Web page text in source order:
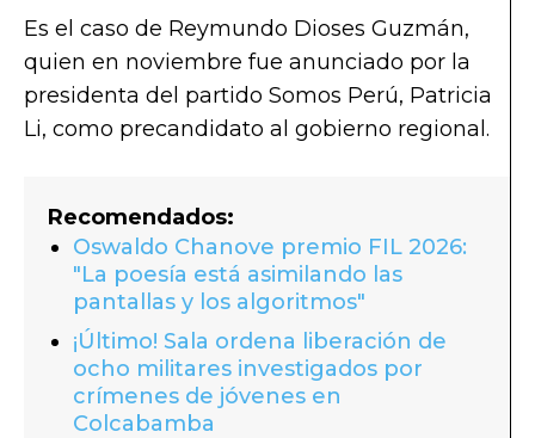
Es el caso de Reymundo Dioses Guzmán,
quien en noviembre fue anunciado por la
presidenta del partido Somos Perú, Patricia
Li, como precandidato al gobierno regional.
Recomendados:
Oswaldo Chanove premio FIL 2026:
"La poesía está asimilando las
pantallas y los algoritmos"
¡Último! Sala ordena liberación de
ocho militares investigados por
crímenes de jóvenes en
Colcabamba